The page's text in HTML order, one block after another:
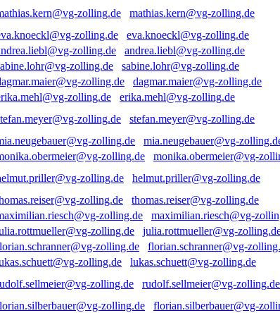
mathias.kern@vg-zolling.de
eva.knoeckl@vg-zolling.de
andrea.liebl@vg-zolling.de
sabine.lohr@vg-zolling.de
dagmar.maier@vg-zolling.de
erika.mehl@vg-zolling.de
stefan.meyer@vg-zolling.de
mia.neugebauer@vg-
monika.obermeier@vg-
helmut.priller@vg-zolling.de
thomas.reiser@vg-zolling.de
maximilian.riesch@vg-
julia.rottmueller@vg-
florian.schranner@vg-
lukas.schuett@vg-zolling.de
rudolf.sellmeier@vg-zolling.de
florian.silberbauer@vg-